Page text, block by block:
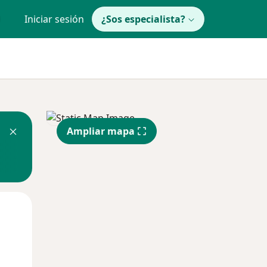
Iniciar sesión ¿Sos especialista?
Ampliar mapa